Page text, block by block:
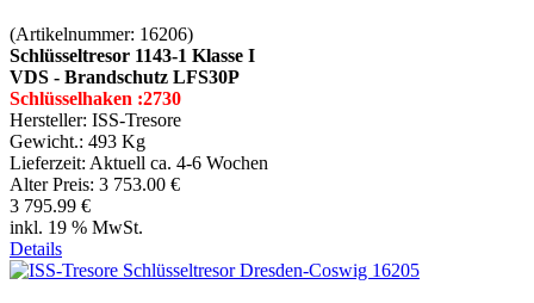
(Artikelnummer: 16206)
Schlüsseltresor 1143-1 Klasse I
VDS - Brandschutz LFS30P
Schlüsselhaken :2730
Hersteller: ISS-Tresore
Gewicht.: 493 Kg
Lieferzeit: Aktuell ca. 4-6 Wochen
Alter Preis: 3 753.00 €
3 795.99 €
inkl. 19 % MwSt.
Details